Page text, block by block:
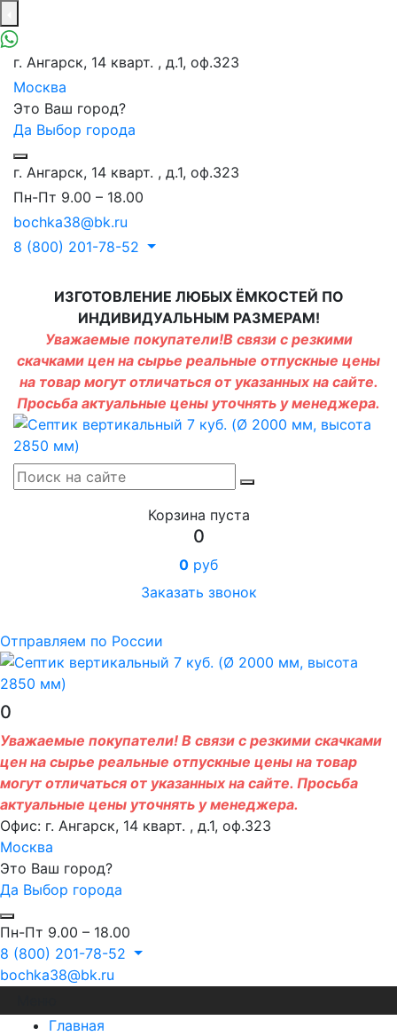
г. Ангарск, 14 кварт. , д.1, оф.323
Москва
Это Ваш город?
Да Выбор города
г. Ангарск, 14 кварт. , д.1, оф.323
Пн-Пт 9.00 – 18.00
bochka38@bk.ru
8 (800) 201-78-52
ИЗГОТОВЛЕНИЕ ЛЮБЫХ ЁМКОСТЕЙ ПО
ИНДИВИДУАЛЬНЫМ РАЗМЕРАМ!
Уважаемые покупатели!В связи с резкими
скачками цен на сырье реальные отпускные цены
на товар могут отличаться от указанных на сайте.
Просьба актуальные цены уточнять у менеджера.
Корзина пуста
0
0 руб
Заказать звонок
Отправляем по России
0
Уважаемые покупатели! В связи с резкими скачками
цен на сырье реальные отпускные цены на товар
могут отличаться от указанных на сайте. Просьба
актуальные цены уточнять у менеджера.
Офис: г. Ангарск, 14 кварт. , д.1, оф.323
Москва
Это Ваш город?
Да Выбор города
Пн-Пт 9.00 – 18.00
8 (800) 201-78-52
bochka38@bk.ru
Главная